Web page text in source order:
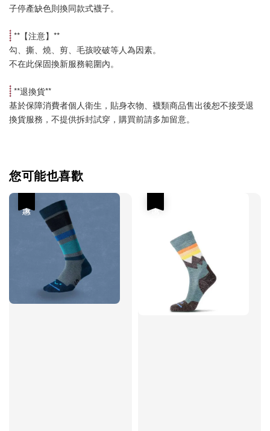
子停產缺色則換同款式襪子。
**【注意】**
勾、撕、燒、剪、毛孩咬破等人為因素。
不在此保固換新服務範圍內。
**退換貨**
基於保障消費者個人衛生，貼身衣物、襪類商品售出後恕不接受退
換貨服務，不提供拆封試穿，購買前請多加留意。
您可能也喜歡